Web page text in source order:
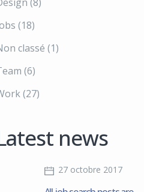
(18)
classé (1)
(6)
(27)
news
27 octobre 2017